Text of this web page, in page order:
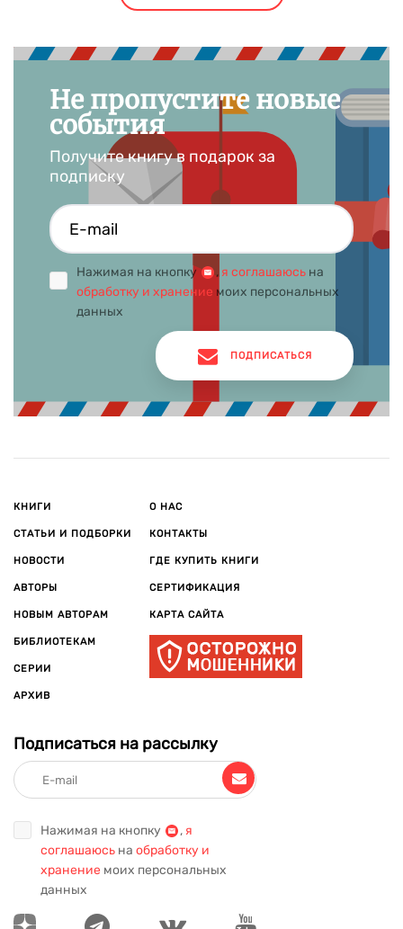
Не пропустите новые
события
Получите книгу в подарок за
подписку
Нажимая на кнопку , я соглашаюсь на
обработку и хранение моих персональных
данных
ПОДПИСАТЬСЯ
КНИГИ
СТАТЬИ И ПОДБОРКИ
НОВОСТИ
АВТОРЫ
НОВЫМ АВТОРАМ
БИБЛИОТЕКАМ
СЕРИИ
АРХИВ
О НАС
КОНТАКТЫ
ГДЕ КУПИТЬ КНИГИ
СЕРТИФИКАЦИЯ
КАРТА САЙТА
Подписаться на рассылку
Нажимая на кнопку , я
соглашаюсь на обработку и
хранение моих персональных
данных